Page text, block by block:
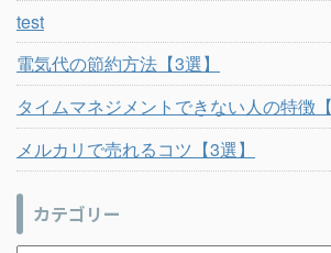
test
電気代の節約方法【3選】
タイムマネジメントできない人の特徴【
メルカリで売れるコツ【3選】
カテゴリー